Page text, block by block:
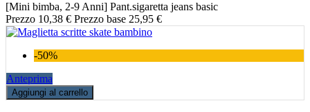
[Mini bimba, 2-9 Anni] Pant.sigaretta jeans basic
Prezzo 10,38 € Prezzo base 25,95 €
-50%
Anteprima
Aggiungi al carrello